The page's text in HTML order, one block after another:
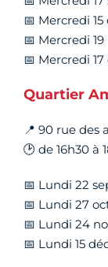
📅 Mercredi
📅 Mercredi
📅 Mercredi
Quartier
📍 90 rue des
🕑 de 16h30 à
📅 Lundi 22
📅 Lundi 27
📅 Lundi 24
📅 Lundi 15